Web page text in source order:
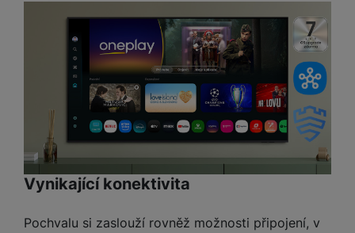
Vynikající konektivita
Pochvalu si zaslouží rovněž možnosti připojení, v